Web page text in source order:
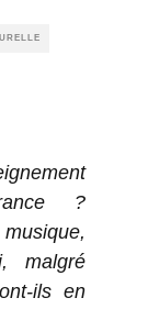
?
malgré
ils en